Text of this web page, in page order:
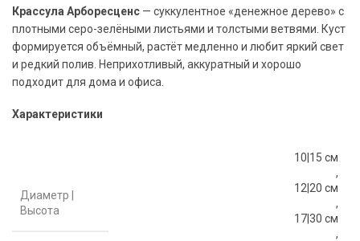
Крассула Арборесценс — суккулентное «денежное дерево» с
плотными серо-зелёными листьями и толстыми ветвями. Куст
формируется объёмный, растёт медленно и любит яркий свет
и редкий полив. Неприхотливый, аккуратный и хорошо
подходит для дома и офиса.
Характеристики
Диаметр |
Высота
10|15 см
,
12|20 см
,
17|30 см
,